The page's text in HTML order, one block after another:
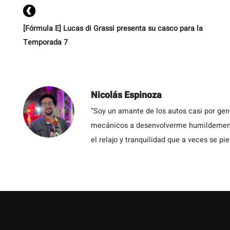
[Fórmula E] Lucas di Grassi presenta su casco para la
Temporada 7
Nicolás Espinoza
“Soy un amante de los autos casi por
mecánicos a desenvolverme
el relajo y tranquilidad que a veces se